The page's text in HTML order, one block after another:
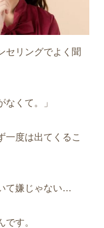
セリングでよく聞
くて。」
一度は出てくるこ
て嫌じゃない…
す。